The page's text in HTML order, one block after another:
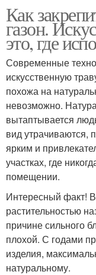
Как
газон.
это, где
Современные
искусственную
похожа на
невозможно.
вытаптывается
вид утрачиваются,
ярким и
участках, где
помещении.
Интересный факт! В
растительностью
причине сильного
плохой. С годами
изделия,
натуральному.